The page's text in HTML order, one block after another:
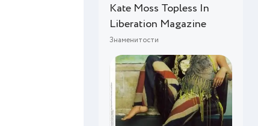
Kate Moss Topless In
Liberation Magazine
Знаменитости